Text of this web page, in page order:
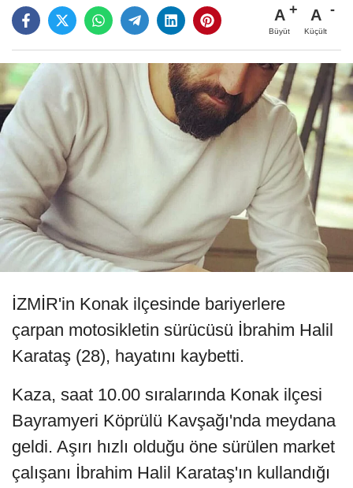
A
Büyüt
A
Küçült
İZMİR'in Konak ilçesinde bariyerlere
çarpan motosikletin sürücüsü İbrahim Halil
Karataş (28), hayatını kaybetti.
Kaza, saat 10.00 sıralarında Konak ilçesi
Bayramyeri Köprülü Kavşağı'nda meydana
geldi. Aşırı hızlı olduğu öne sürülen market
çalışanı İbrahim Halil Karataş'ın kullandığı